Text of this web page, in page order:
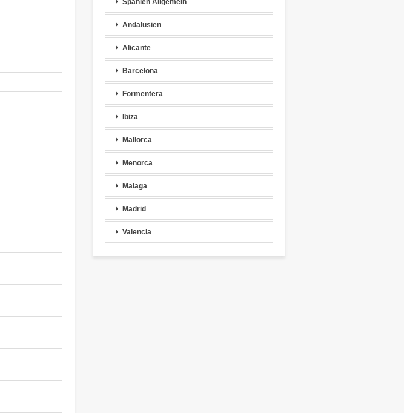
Spanien Allgemein
Andalusien
Alicante
Barcelona
Formentera
Ibiza
Mallorca
Menorca
Malaga
Madrid
Valencia